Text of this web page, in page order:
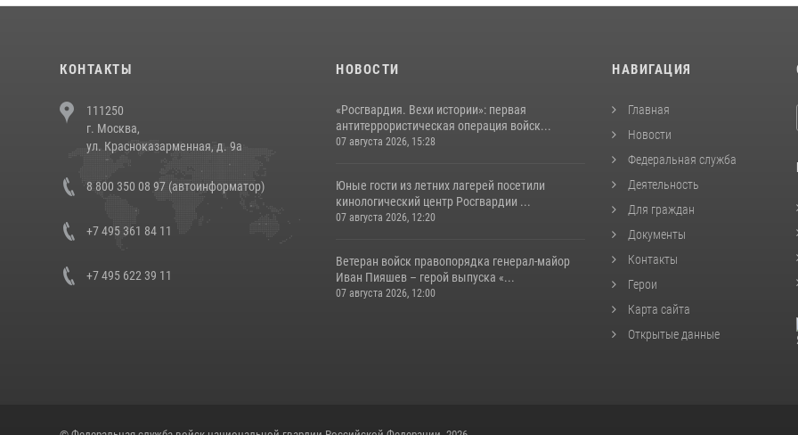
КОНТАКТЫ
111250
г. Москва,
ул. Красноказарменная, д. 9а
8 800 350 08 97 (автоинформатор)
+7 495 361 84 11
+7 495 622 39 11
НОВОСТИ
«Росгвардия. Вехи истории»: первая
антитеррористическая операция войск...
07 августа 2026, 15:28
Юные гости из летних лагерей посетили
кинологический центр Росгвардии ...
07 августа 2026, 12:20
Ветеран войск правопорядка генерал-майор
Иван Пияшев – герой выпуска «...
07 августа 2026, 12:00
НАВИГАЦИЯ
Главная
Новости
Федеральная служба
Деятельность
Для граждан
Документы
Контакты
Герои
Карта сайта
Открытые данные